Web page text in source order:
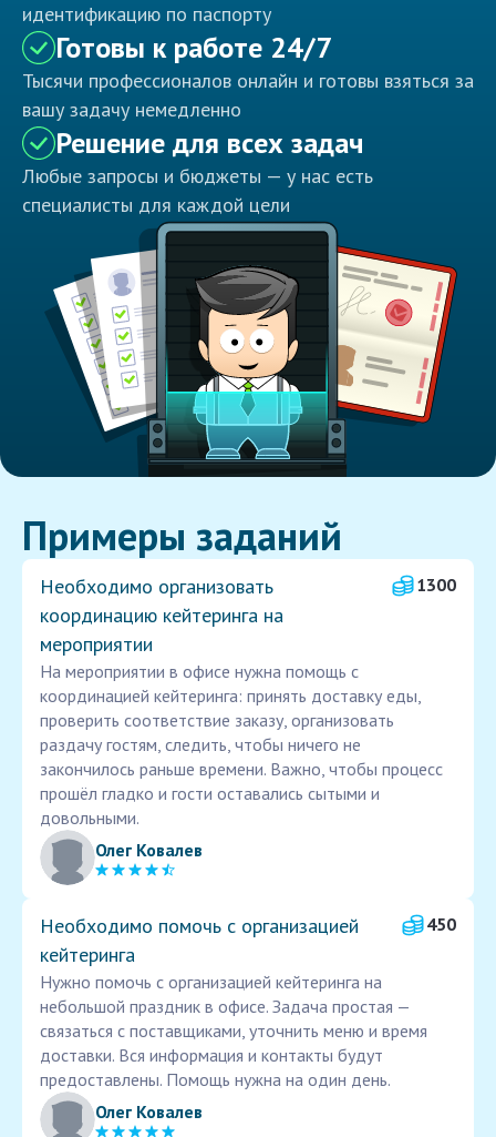
идентификацию по паспорту
Готовы к работе 24/7
Тысячи профессионалов онлайн и готовы взяться за
вашу задачу немедленно
Решение для всех задач
Любые запросы и бюджеты — у нас есть
специалисты для каждой цели
Примеры заданий
Необходимо организовать
координацию кейтеринга на
мероприятии
1300
На мероприятии в офисе нужна помощь с
координацией кейтеринга: принять доставку еды,
проверить соответствие заказу, организовать
раздачу гостям, следить, чтобы ничего не
закончилось раньше времени. Важно, чтобы процесс
прошёл гладко и гости оставались сытыми и
довольными.
Олег Ковалев
Необходимо помочь с организацией
кейтеринга
450
Нужно помочь с организацией кейтеринга на
небольшой праздник в офисе. Задача простая —
связаться с поставщиками, уточнить меню и время
доставки. Вся информация и контакты будут
предоставлены. Помощь нужна на один день.
Олег Ковалев